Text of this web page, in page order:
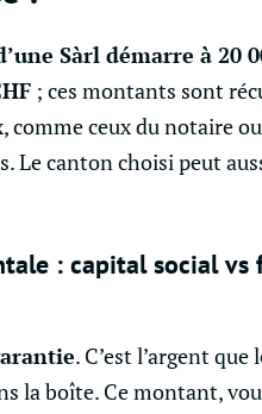
Sàrl démarre à 20
; ces montants sont
comme ceux du notaire
Le canton choisi peut
: capital social vs
. C’est l’argent que
la boîte. Ce montant,